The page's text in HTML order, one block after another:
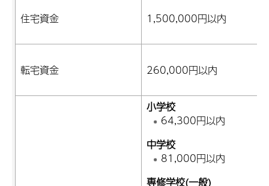
住宅資金 1,500,000円以内
転宅資金 260,000円以内
小学校
64,300円以内
中学校
81,000円以内
専修学校(一般)